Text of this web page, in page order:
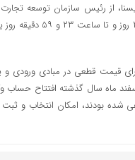
پیگیری ایسنا، از رئیس سازمان توسعه
خودرو دارای قیمت‌ قطعی در مبادی
ماه سال گذشته افتتاح حساب
شده بودند، امکان انتخاب و